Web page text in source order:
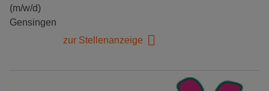
(m/w/d)
Gensingen
zur Stellenanzeige